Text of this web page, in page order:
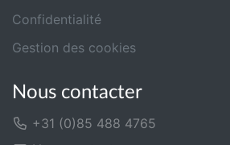
Confidentialité
Gestion des cookies
Nous contacter
+31 (0)85 488 4765